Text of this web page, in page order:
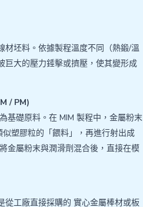
材坯料。依據製程溫度不同（熱鍛/溫
巨大的壓力錘擊或擠壓，使其變形成
/ PM)
基礎原料。在 MIM 製程中，金屬粉末
塑膠粒的「餵料」，再進行射出成
金屬粉末與潤滑劑混合後，直接在模
從工廠直接採購的 實心金屬棒材或板